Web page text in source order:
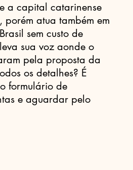
a capital catarinense
porém atua também em
sem custo de
sua voz aonde o
pela proposta da
os detalhes? É
formulário de
e aguardar pelo